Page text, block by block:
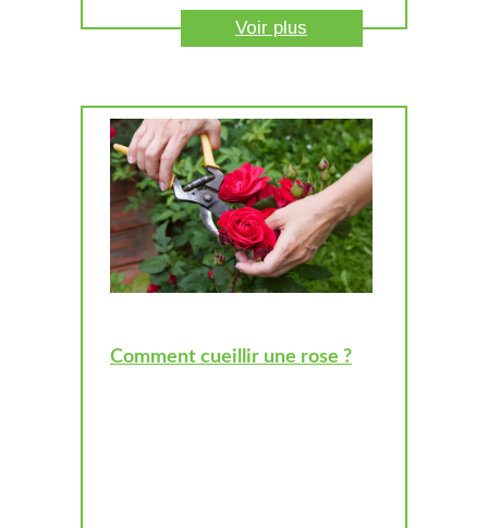
Voir plus
Comment cueillir une rose ?